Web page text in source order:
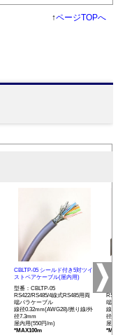
↑ページTOPへ
CBLTP-05 シールド付き5対ツイ
ストペアケーブル(屋内用)
型番：CBLTP-05
RS422/RS485/4線式RS485用両
端バラケーブル
線径0.32mm(AWG28)/撚り線/外
径7.3mm
屋内用(550円/m)
*MAX100m
イ
端
線
径
屋